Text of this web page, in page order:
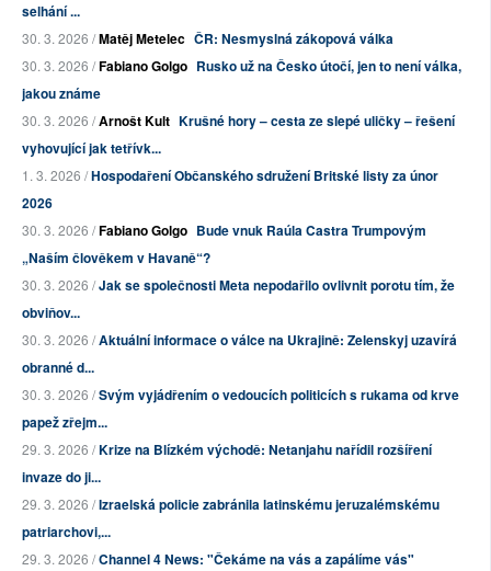
selhání ...
30. 3. 2026 /Matěj Metelec ČR: Nesmyslná zákopová válka
30. 3. 2026 /Fabiano Golgo Rusko už na Česko útočí, jen to není válka,
jakou známe
30. 3. 2026 /Arnošt Kult Krušné hory – cesta ze slepé uličky – řešení
vyhovující jak tetřívk...
1. 3. 2026 /Hospodaření Občanského sdružení Britské listy za únor
2026
30. 3. 2026 /Fabiano Golgo Bude vnuk Raúla Castra Trumpovým
„Naším člověkem v Havaně“?
30. 3. 2026 /Jak se společnosti Meta nepodařilo ovlivnit porotu tím, že
obviňov...
30. 3. 2026 /Aktuální informace o válce na Ukrajině: Zelenskyj uzavírá
obranné d...
30. 3. 2026 /Svým vyjádřením o vedoucích politicích s rukama od krve
papež zřejm...
29. 3. 2026 /Krize na Blízkém východě: Netanjahu nařídil rozšíření
invaze do ji...
29. 3. 2026 /Izraelská policie zabránila latinskému jeruzalémskému
patriarchovi,...
29. 3. 2026 /Channel 4 News: "Čekáme na vás a zapálíme vás"